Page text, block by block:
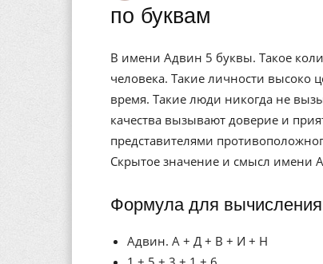
по буквам
В имени Адвин 5 буквы. Такое
человека. Такие личности высоко
время. Такие люди никогда не
качества вызывают доверие и
представителями
Скрытое значение и смысл имени
Формула для
Адвин. А + Д + В + И + Н